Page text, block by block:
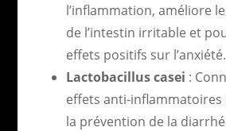
l’inflammation, améliore
de l’intestin irritable et
effets positifs sur l’anxiété.
Lactobacillus casei :
effets anti-inflammatoires
la prévention de la